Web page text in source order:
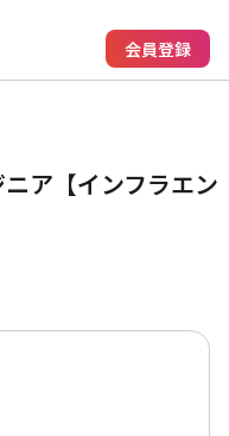
会員登録
ア【インフラエン